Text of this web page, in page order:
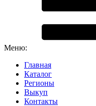
Меню:
Главная
Каталог
Регионы
Выкуп
Контакты